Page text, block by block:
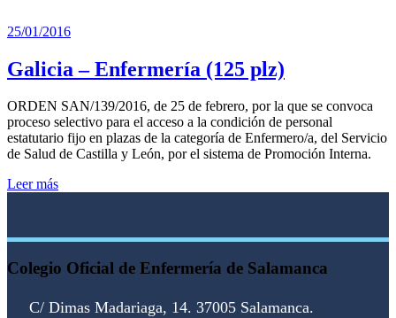
25/01/2016
Galicia – Enfermería (125 plz)
ORDEN SAN/139/2016, de 25 de febrero, por la que se convoca
proceso selectivo para el acceso a la condición de personal
estatutario fijo en plazas de la categoría de Enfermero/a, del Servicio
de Salud de Castilla y León, por el sistema de Promoción Interna.
Leer más
Colegio Oficial de Enfermería de Salamanca
C/ Dimas Madariaga, 14. 37005 Salamanca.